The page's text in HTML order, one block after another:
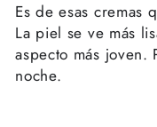
Es de esas cremas
La piel se ve más
aspecto más joven.
noche.